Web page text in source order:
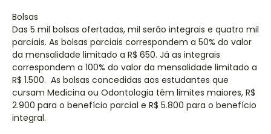
Bolsas
Das 5 mil bolsas ofertadas, mil serão integrais e quatro mil
parciais. As bolsas parciais correspondem a 50% do valor
da mensalidade limitado a R$ 650. Já as integrais
correspondem a 100% do valor da mensalidade limitado a
R$ 1.500. As bolsas concedidas aos estudantes que
cursam Medicina ou Odontologia têm limites maiores, R$
2.900 para o benefício parcial e R$ 5.800 para o benefício
integral.